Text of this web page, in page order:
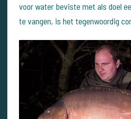
voor water beviste met als doel
te vangen, is het tegenwoordig